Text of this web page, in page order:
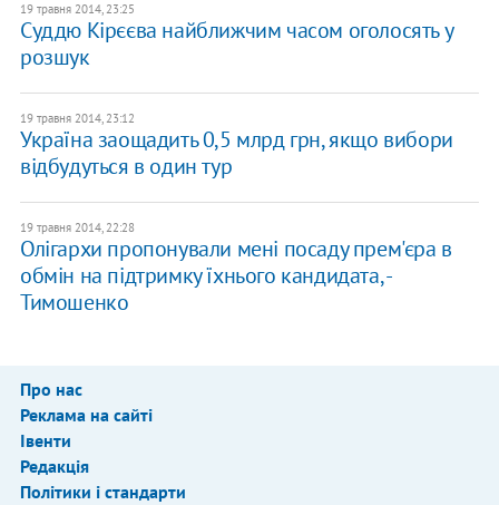
19 травня 2014, 23:25
Суддю Кірєєва найближчим часом оголосять у
розшук
19 травня 2014, 23:12
Україна заощадить 0,5 млрд грн, якщо вибори
відбудуться в один тур
19 травня 2014, 22:28
Олігархи пропонували мені посаду прем'єра в
обмін на підтримку їхнього кандидата, -
Тимошенко
Про нас
Реклама на сайті
Івенти
Редакція
Політики і стандарти